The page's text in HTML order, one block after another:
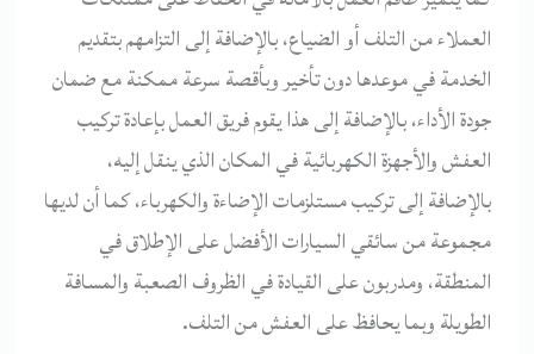
العملاء من التلف أو الضياع، بالإضافة إلى التزامهم بتقديم
الخدمة في موعدها دون تأخير وبأقصة سرعة ممكنة مع ضمان
جودة الأداء، بالإضافة إلى هذا يقوم فريق العمل بإعادة تركيب
العفش والأجهزة الكهربائية في المكان الذي ينقل إليه،
بالإضافة إلى تركيب مستلزمات الإضاءة والكهرباء، كما أن لديها
مجموعة من سائقي السيارات الأفضل على الإطلاق في
المنطقة، ومدربون على القيادة في الظروف الصعبة والمسافة
الطويلة وبما يحافظ على العفش من التلف.